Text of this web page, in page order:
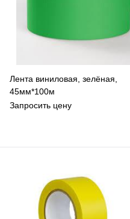
Лента виниловая, зелёная,
45мм*100м
Запросить цену
К сравнению
Под заказ